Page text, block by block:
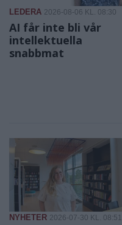
LEDERA 2026-08-06 KL. 08:30
AI får inte bli vår
intellektuella
snabbmat
NYHETER 2026-07-30 KL. 08:51